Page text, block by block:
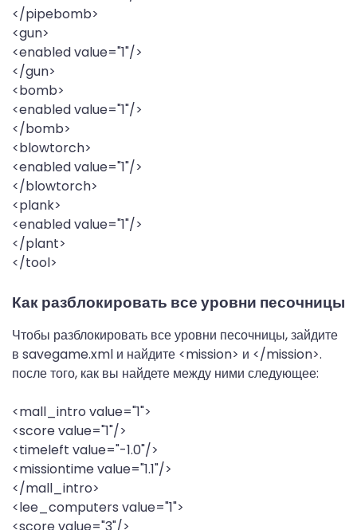
</pipebomb>
<gun>
<enabled value="1"/>
</gun>
<bomb>
<enabled value="1"/>
</bomb>
<blowtorch>
<enabled value="1"/>
</blowtorch>
<plank>
<enabled value="1"/>
</plant>
</tool>
Как разблокировать все уровни песочницы
Чтобы разблокировать все уровни песочницы, зайдите
в savegame.xml и найдите <mission> и </mission>.
после того, как вы найдете между ними следующее:
<mall_intro value="1">
<score value="1"/>
<timeleft value="-1.0"/>
<missiontime value="1.1"/>
</mall_intro>
<lee_computers value="1">